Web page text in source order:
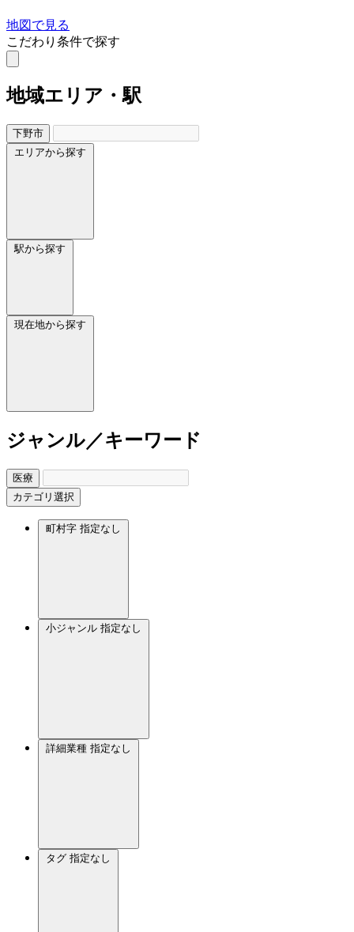
地図で見る
こだわり条件で探す
地域エリア・駅
下野市
エリアから探す
駅から探す
現在地から探す
ジャンル／キーワード
医療
カテゴリ選択
町村字 指定なし
小ジャンル 指定なし
詳細業種 指定なし
タグ 指定なし